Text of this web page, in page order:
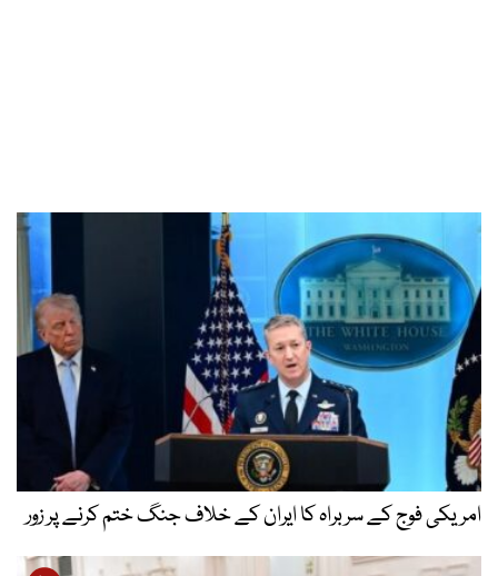
امریکی فوج کے سربراہ کا ایران کے خلاف جنگ ختم کرنے پر زور